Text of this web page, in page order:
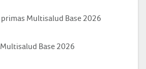
Multisalud Base 2026
Base 2026